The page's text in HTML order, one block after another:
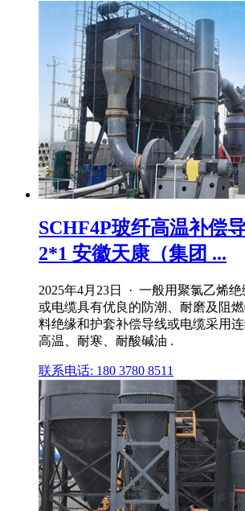
SCHF4P玻纤高温补偿
2*1 安徽天康（集团 ...
2025年4月23日 · 一般用聚氯乙烯
或电缆具有优良的防潮、耐磨及阻
料绝缘和护套补偿导线或电缆采用
高温、耐寒、耐酸碱油 .
联系电话: 180 3780 8511